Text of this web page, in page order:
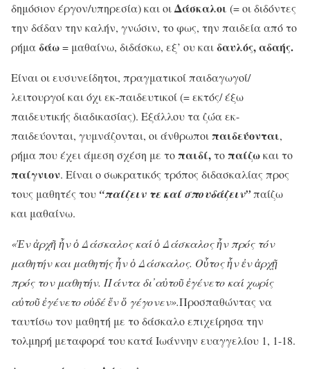
δημόσιον έργον/υπηρεσία) και οιΔάσκαλοι (= οι διδόντες
την δάδαν την καλήν, γνώσιν, το φως, την παιδεία από το
ρήμαδάω= μαθαίνω, διδάσκω, εξ’ ου καιδαυλός, αδαής.
Είναι οι ευσυνείδητοι, πραγματικοί παιδαγωγοί/
λειτουργοί και όχι εκ-παιδευτικοί (= εκτός/ έξω
παιδευτικής διαδικασίας). Εξάλλου τα ζώα εκ-
παιδεύονται, γυμνάζονται, οι άνθρωποι παιδεύονται,
ρήμα που έχει άμεση σχέση με το παιδί,το παίζωκαι το
παίγνιον. Είναι ο σωκρατικός τρόπος διδασκαλίας προς
τους μαθητές του “παίζειν τε καί σπουδάζειν”παίζω
και μαθαίνω.
«Ἐνἀρχῆἦνὁ Δάσκαλος καίὁ Δάσκαλοςἦν πρός τόν
μαθητήν και μαθητής ἦν ὁ Δάσκαλος. Οὗτος ἦν ἐν ἀρχῇ
πρός τον μαθητήν. Πάντα δι᾽αὐτοῦ ἐγένετο καί χωρίς
αὐτοῦ ἐγένετο οὐδέ ἕν ὅ γέγονεν».Προσπαθώντας να
ταυτίσω τον μαθητή με το δάσκαλο επιχείρησα την
τολμηρή μεταφορά του κατά Ιωάννην ευαγγελίου 1, 1-18.